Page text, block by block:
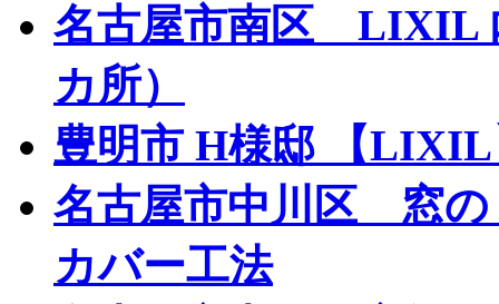
名古屋市南区 LIXIL
カ所）
豊明市 H様邸 【
名古屋市中川区 窓
カバー工法